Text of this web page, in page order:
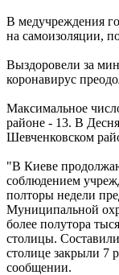
В медучреждения
на самоизоляции,
Выздоровели за
коронавирус
Максимальное
районе - 13. В
Шевченковском
"В Киеве
соблюдением
полторы недели
Муниципальной
более полутора
столицы.
столице закрыли 7
сообщении.